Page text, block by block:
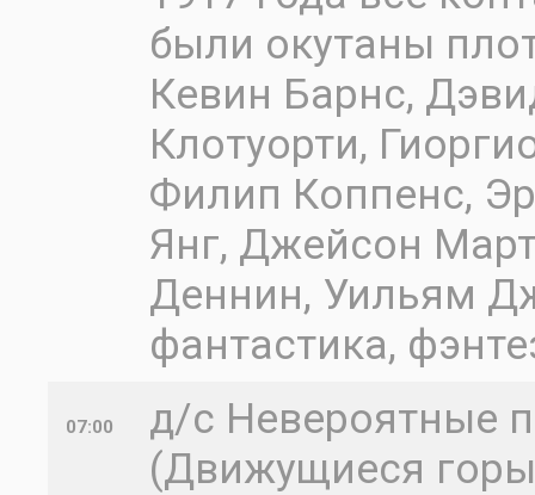
были окутаны
Кевин Барнс,
Клотуорти,
Филип Коппенс,
Янг, Джейсон
Деннин, Уильям
фантастика,
07:00
д/с Невероятные
(Движущиеся